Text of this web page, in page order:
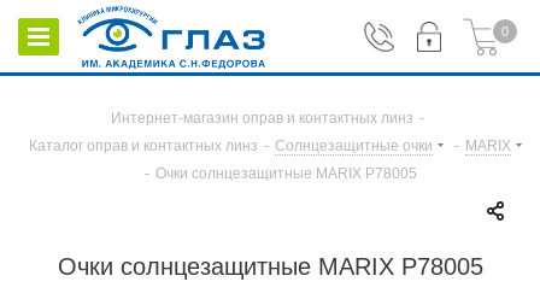
0
Интернет-магазин оправ и контактных линз -
Каталог оправ и контактных линз - Солнцезащитные очки - MARIX
- Очки солнцезащитные MARIX P78005
Очки солнцезащитные MARIX P78005